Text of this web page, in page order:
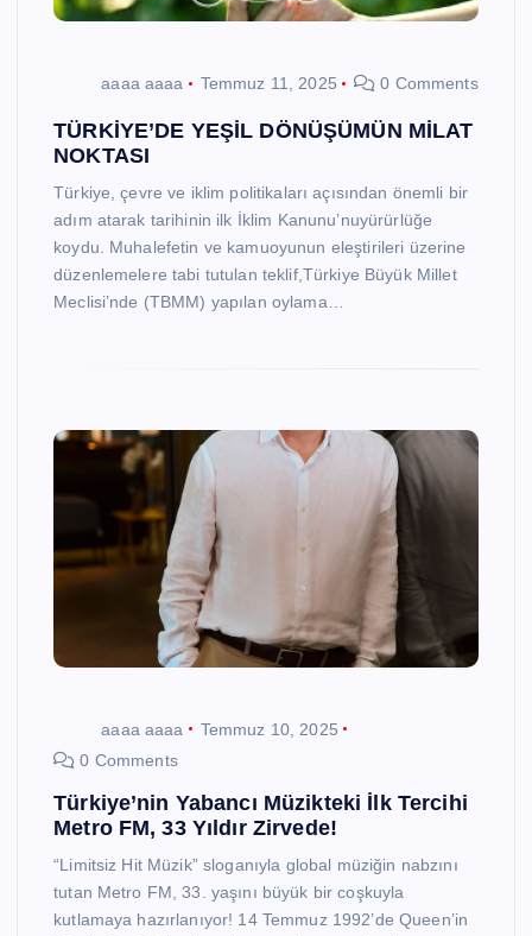
aaaa aaaa Temmuz 11, 2025 0 Comments
TÜRKİYE’DE YEŞİL DÖNÜŞÜMÜN MİLAT
NOKTASI
Türkiye, çevre ve iklim politikaları açısından önemli bir
adım atarak tarihinin ilk İklim Kanunu’nuyürürlüğe
koydu. Muhalefetin ve kamuoyunun eleştirileri üzerine
düzenlemelere tabi tutulan teklif,Türkiye Büyük Millet
Meclisi’nde (TBMM) yapılan oylama…
aaaa aaaa
Temmuz 10, 2025
0 Comments
Türkiye’nin Yabancı Müzikteki İlk Tercihi
Metro FM, 33 Yıldır Zirvede!
“Limitsiz Hit Müzik” sloganıyla global müziğin nabzını
tutan Metro FM, 33. yaşını büyük bir coşkuyla
kutlamaya hazırlanıyor! 14 Temmuz 1992’de Queen’in